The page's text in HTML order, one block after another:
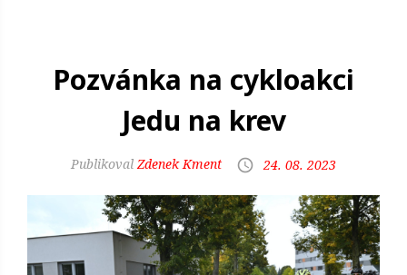
Pozvánka na cykloakci
Jedu na krev
Zdenek Kment 24. 08. 2023